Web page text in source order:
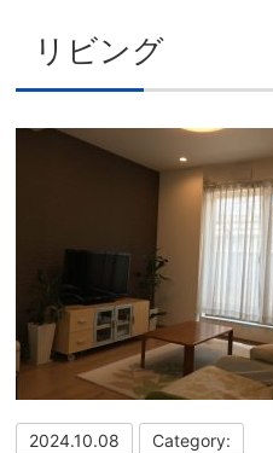
リビング
2024.10.08 Category: